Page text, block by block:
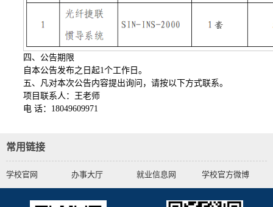
四、公告期限
自本公告发布之日起1个工作日。
五、凡对本次公告内容提出询问，请按以下方式联系。
项目联系人：王老师
电 话：18049609971
常用链接
学校官网 办事大厅 就业信息网 学校官方微博